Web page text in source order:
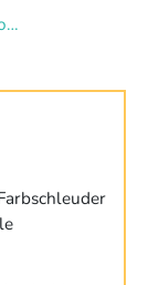
Zusätzliche Informationen